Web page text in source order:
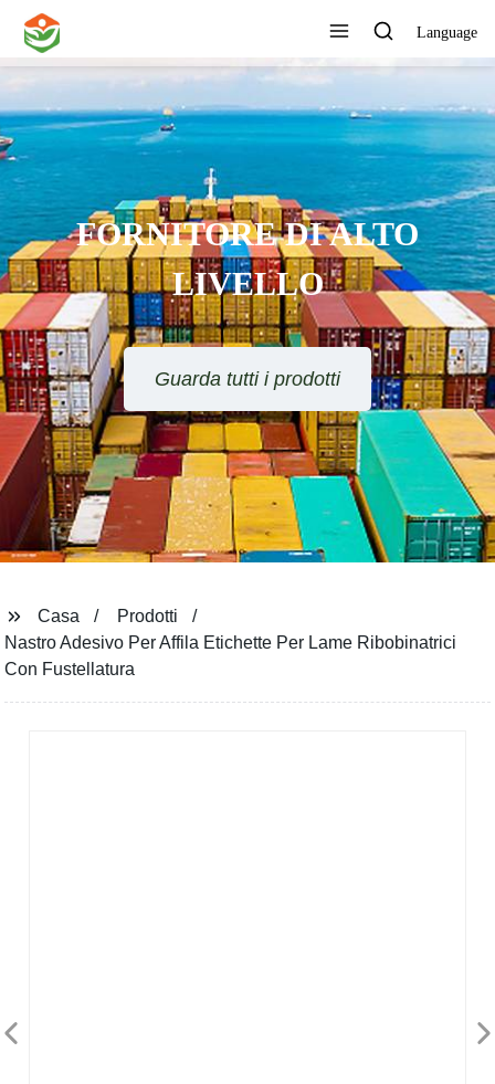
Language
FORNITORE DI ALTO
LIVELLO
Guarda tutti i prodotti
Casa
Prodotti
Nastro Adesivo Per Affila Etichette Per Lame Ribobinatrici
Con Fustellatura